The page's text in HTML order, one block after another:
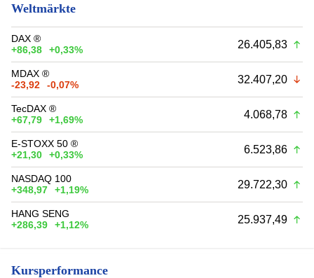
Weltmärkte
DAX ®
+86,38
+0,33% 26.405,83
MDAX ®
-23,92
-0,07% 32.407,20
TecDAX ®
+67,79
+1,69% 4.068,78
E-STOXX 50 ®
+21,30
+0,33% 6.523,86
NASDAQ 100
+348,97
+1,19% 29.722,30
HANG SENG
+286,39
+1,12% 25.937,49
Kursperformance